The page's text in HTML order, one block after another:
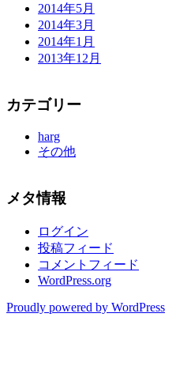
2014年5月
2014年3月
2014年1月
2013年12月
カテゴリー
harg
その他
メタ情報
ログイン
投稿フィード
コメントフィード
WordPress.org
Proudly powered by WordPress